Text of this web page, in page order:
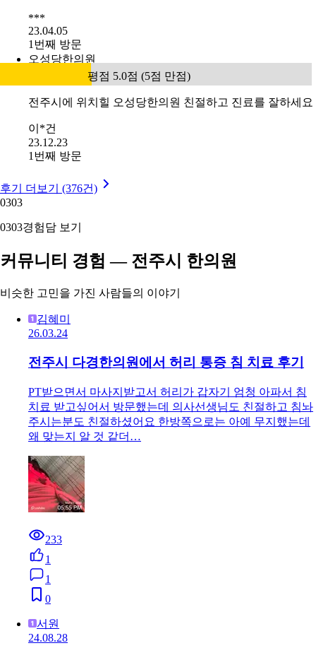
***
23.04.05
1번째 방문
오성당한의원
평점 5.0점 (5점 만점)
전주시에 위치힐 오성당한의원 친절하고 진료를 잘하세요
이*건
23.12.23
1번째 방문
후기 더보기 (376건)
0303
0303경험담 보기
커뮤니티 경험 — 전주시 한의원
비슷한 고민을 가진 사람들의 이야기
김혜미
26.03.24
전주시 다경한의원에서 허리 통증 침 치료 후기
PT받으면서 마사지받고서 허리가 갑자기 엄청 아파서 침
치료 받고싶어서 방문했는데 의사선생님도 친절하고 침놔
주시는분도 친절하셨어요 한방쪽으로는 아예 무지했는데
왜 맞는지 알 것 같더…
233
1
1
0
서원
24.08.28